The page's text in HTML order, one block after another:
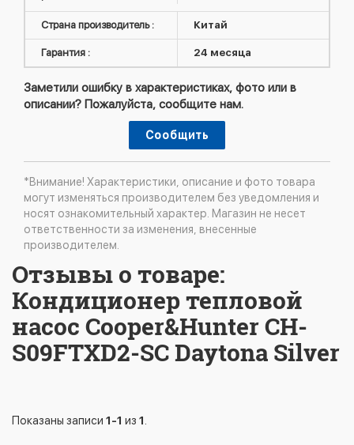
Страна производитель : Китай
Гарантия : 24 месяца
Заметили ошибку в характеристиках, фото или в
описании? Пожалуйста, сообщите нам.
Сообщить
*Внимание! Характеристики, описание и фото товара
могут изменяться производителем без уведомления и
носят ознакомительный характер. Магазин не несет
ответственности за изменения, внесенные
производителем.
Отзывы о товаре:
Кондиционер тепловой
насос Cooper&Hunter CH-
S09FTXD2-SC Daytona Silver
Показаны записи 1-1 из 1.